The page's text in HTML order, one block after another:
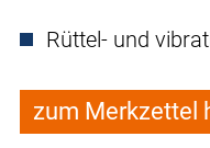
Rüttel- und
zum Merkzettel